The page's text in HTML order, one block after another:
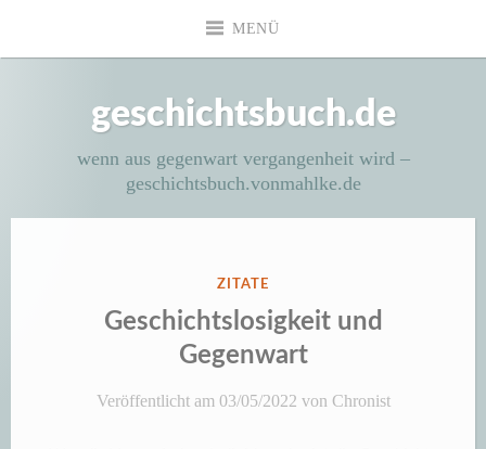
MENÜ
geschichtsbuch.de
wenn aus gegenwart vergangenheit wird –
geschichtsbuch.vonmahlke.de
VERÖFFENTLICHT
IN
ZITATE
Geschichtslosigkeit und
Gegenwart
Veröffentlicht am 03/05/2022 von Chronist